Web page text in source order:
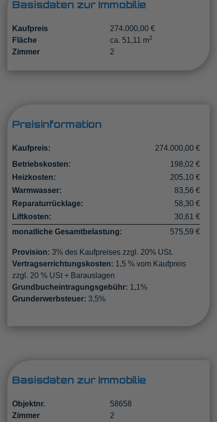
Basisdaten zur Immobilie
Kaufpreis
274.000,00 €
Fläche
ca. 51,11 m2
Zimmer 2
Preisinformation
Kaufpreis:
274.000,00 €
Betriebskosten:
198,02 €
Heizkosten:
205,10 €
Warmwasser:
83,56 €
Reparaturrücklage:
58,30 €
Liftkosten:
30,61 €
monatliche Gesamtbelastung:
575,59 €
Provision: 3% des Kaufpreises zzgl. 20% USt.
Vertragserrichtungskosten: 1,5 % vom Kaufpreis
zzgl. 20 % USt + Barauslagen
Grundbucheintragungsgebühr: 1,1%
Grunderwerbsteuer: 3,5%
Basisdaten zur Immobilie
Objektnr.
58658
Zimmer
2